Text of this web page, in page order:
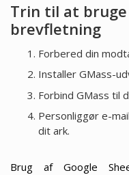
Trin til at bruge
brevfletning
Forbered din
Installer GMass-
Forbind GMass til
Personliggør e-
dit ark.
Brug af Google